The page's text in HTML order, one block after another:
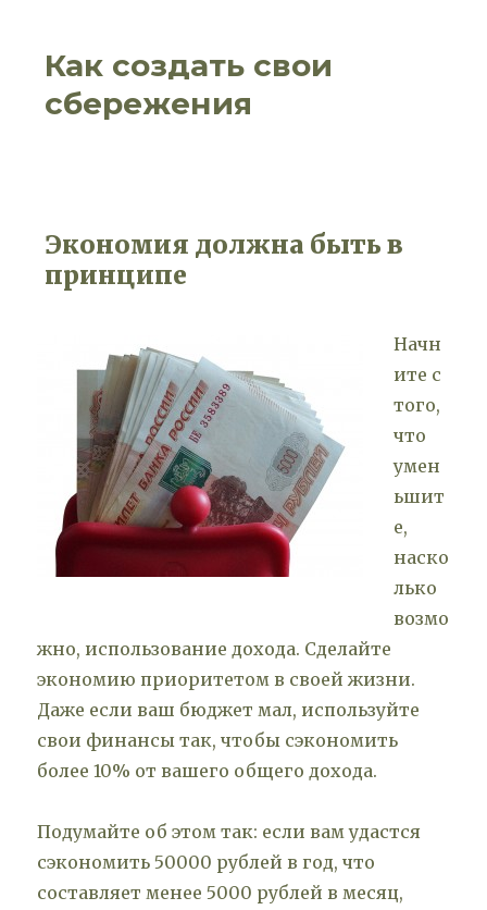
Как создать свои
сбережения
Экономия должна быть в
принципе
Начн
ите с
того,
что
умен
ьшит
е,
наско
лько
возмо
жно, использование дохода. Сделайте
экономию приоритетом в своей жизни.
Даже если ваш бюджет мал, используйте
свои финансы так, чтобы сэкономить
более 10% от вашего общего дохода.
Подумайте об этом так: если вам удастся
сэкономить 50000 рублей в год, что
составляет менее 5000 рублей в месяц,